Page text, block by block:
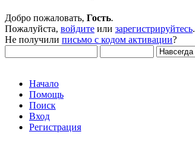
Добро пожаловать, Гость.
Пожалуйста, войдите или зарегистрируйтесь.
Не получили письмо с кодом активации?
Начало
Помощь
Поиск
Вход
Регистрация